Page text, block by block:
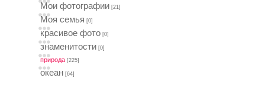
Мои фотографии [21]
Моя семья [0]
красивое фото [0]
знаменитости [0]
природа [225]
океан [64]